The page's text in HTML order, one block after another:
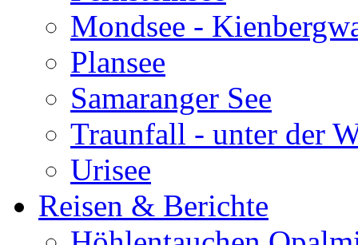
Mondsee -
Plansee
Samaranger See
Traunfall - unter der
Urisee
Reisen & Berichte